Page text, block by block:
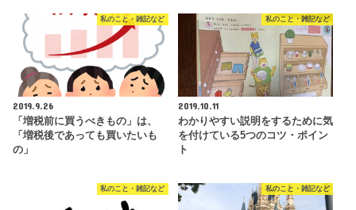
私のこと・雑記など
2019.9.26
「増税前に買うべきもの」は、
「増税後であっても買いたいも
の」
私のこと・雑記など
2019.10.11
わかりやすい説明をするために気
を付けている5つのコツ・ポイン
ト
私のこと・雑記など 私のこと・雑記など